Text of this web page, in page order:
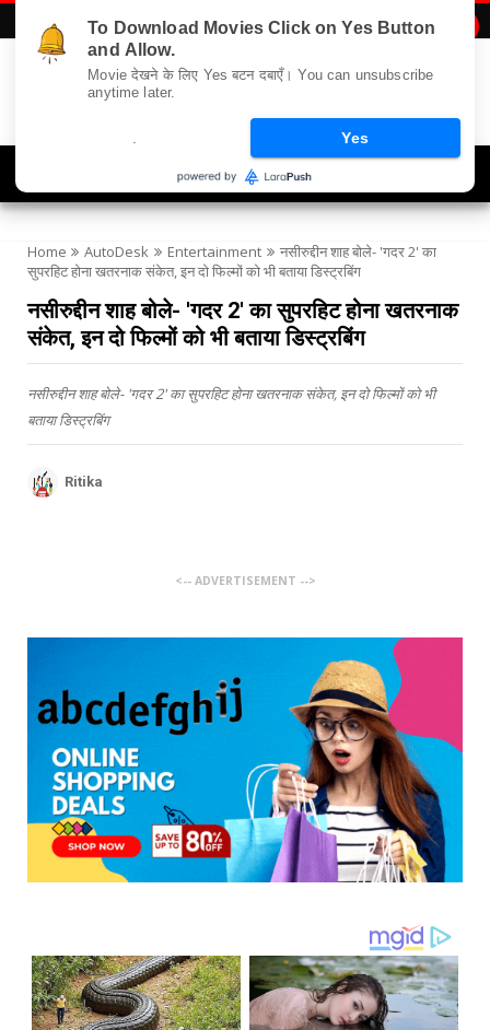
Home AutoDesk Entertainment
नसीरुद्दीन शाह बोले- 'गदर 2' का
सुपरहिट होना खतरनाक संकेत, इन दो फिल्मों को भी बताया डिस्ट्रबिंग
नसीरुद्दीन शाह बोले- 'गदर 2' का सुपरहिट होना खतरनाक
संकेत, इन दो फिल्मों को भी बताया डिस्ट्रबिंग
नसीरुद्दीन शाह बोले- 'गदर 2' का सुपरहिट होना खतरनाक संकेत, इन दो फिल्मों को भी
बताया डिस्ट्रबिंग
Ritika
<-- ADVERTISEMENT -->
To Download Movies Click on Yes Button
and Allow.
Movie देखने के लिए Yes बटन दबाएँ। You can unsubscribe
anytime later.
Yes